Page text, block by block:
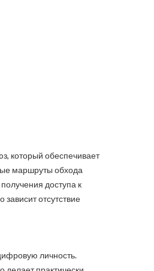
который обеспечивает
маршруты обхода
доступа к
отсутствие
личность.